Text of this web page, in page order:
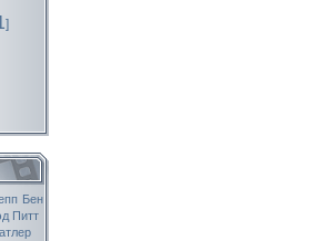
]
Бен
Питт